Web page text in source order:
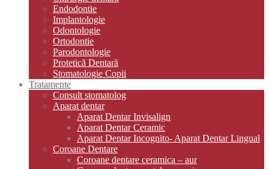
Endodontie
Implantologie
Odontologie
Ortodontie
Parodontologie
Protetică Dentară
Stomatologie Copii
Tratamente
Consult stomatolog
Aparat dentar
Aparat Dentar Invisalign
Aparat Dentar Ceramic
Aparat Dentar Incognito- Aparat Dentar Lingual
Coroane Dentare
Coroane dentare ceramica – aur